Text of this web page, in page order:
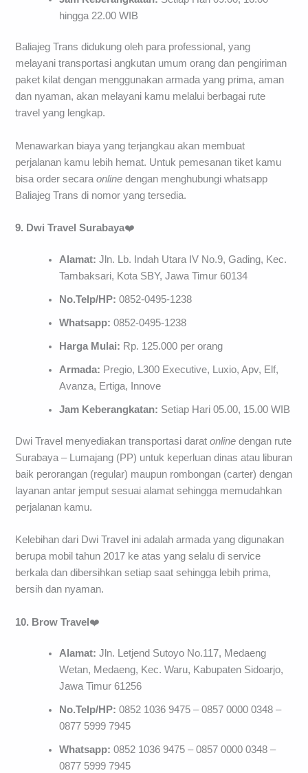
hingga 22.00 WIB
Baliajeg Trans didukung oleh para professional, yang
melayani transportasi angkutan umum orang dan pengiriman
paket kilat dengan menggunakan armada yang prima, aman
dan nyaman, akan melayani kamu melalui berbagai rute
travel yang lengkap.
Menawarkan biaya yang terjangkau akan membuat
perjalanan kamu lebih hemat. Untuk pemesanan tiket kamu
bisa order secaraonline dengan menghubungi whatsapp
Baliajeg Trans di nomor yang tersedia.
9. Dwi Travel Surabaya❤️
Alamat:Jln. Lb. Indah Utara IV No.9, Gading, Kec.
Tambaksari, Kota SBY, Jawa Timur 60134
No.Telp/HP:0852-0495-1238
Whatsapp:0852-0495-1238
Harga Mulai: Rp. 125.000 per orang
Armada: Pregio, L300 Executive, Luxio, Apv, Elf,
Avanza, Ertiga, Innove
Jam Keberangkatan: Setiap Hari 05.00, 15.00 WIB
Dwi Travel menyediakan transportasi daratonline dengan rute
Surabaya – Lumajang (PP) untuk keperluan dinas atau liburan
baik perorangan (regular) maupun rombongan (carter) dengan
layanan antar jemput sesuai alamat sehingga memudahkan
perjalanan kamu.
Kelebihan dari Dwi Travel ini adalah armada yang digunakan
berupa mobil tahun 2017 ke atas yang selalu di service
berkala dan dibersihkan setiap saat sehingga lebih prima,
bersih dan nyaman.
10. Brow Travel❤️
Alamat:Jln. Letjend Sutoyo No.117, Medaeng
Wetan, Medaeng, Kec. Waru, Kabupaten Sidoarjo,
Jawa Timur 61256
No.Telp/HP:0852 1036 9475 – 0857 0000 0348 –
0877 5999 7945
Whatsapp:0852 1036 9475 – 0857 0000 0348 –
0877 5999 7945